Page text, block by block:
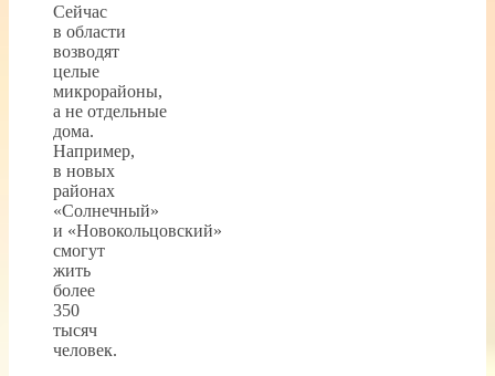
Сейчас
в области
возводят
целые
микрорайоны,
а не отдельные
дома.
Например,
в новых
районах
«Солнечный»
и «Новокольцовский»
смогут
жить
более
350
тысяч
человек.